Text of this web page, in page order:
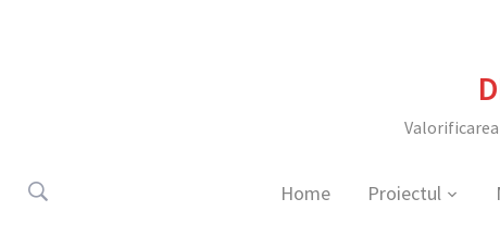
Home Proiectul